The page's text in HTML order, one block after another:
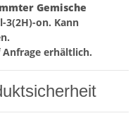
Gemische
3(2H)-on. Kann
erhältlich.